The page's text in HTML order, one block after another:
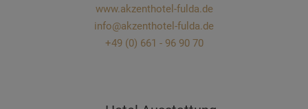
www.akzenthotel-fulda.de
info@akzenthotel-fulda.de
+49 (0) 661 - 96 90 70